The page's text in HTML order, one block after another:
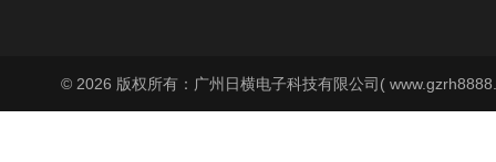
© 2026 版权所有：广州日横电子科技有限公司(